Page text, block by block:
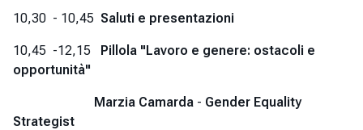
10,30 - 10,45 Saluti e presentazioni
10,45 -12,15 Pillola "Lavoro e genere: ostacoli e
opportunità"
Marzia Camarda - Gender Equality
Strategist